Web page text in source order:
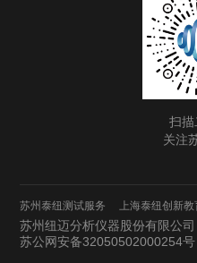
扫描
关注
苏州泰纽测试服务 上海泰纽创新教
苏州纽迈分析仪器股份有限公
苏公网安备32050502000254号